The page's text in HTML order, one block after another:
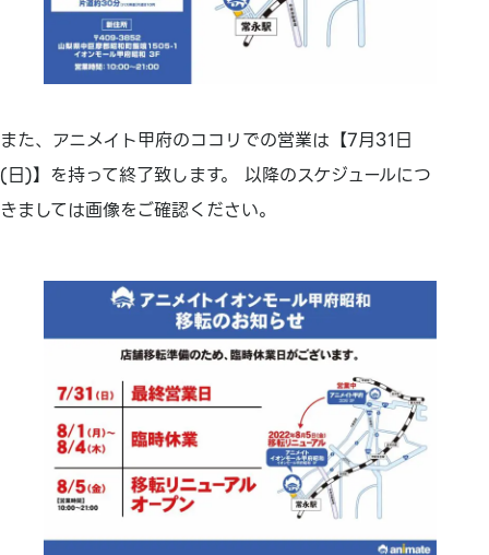
また、アニメイト甲府のココリでの営業は【7月31日
(日)】を持って終了致します。 以降のスケジュールにつ
きましては画像をご確認ください。